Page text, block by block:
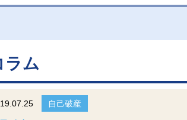
ラム
自己破産